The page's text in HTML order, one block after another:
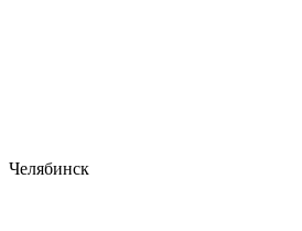
Челябинск